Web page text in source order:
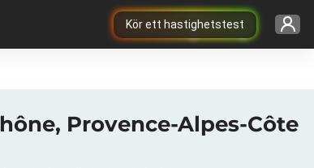
Kör ett hastighetstest
Provence-Alpes-Côte